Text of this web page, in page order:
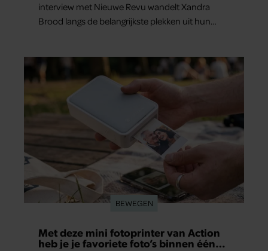
interview met Nieuwe Revu wandelt Xandra
Brood langs de belangrijkste plekken uit hun
aan herinneringen op. Daar begon hun leven
samen en werd dochter Lola geboren.
BEWEGEN
Met deze mini fotoprinter van Action
heb je je favoriete foto’s binnen één